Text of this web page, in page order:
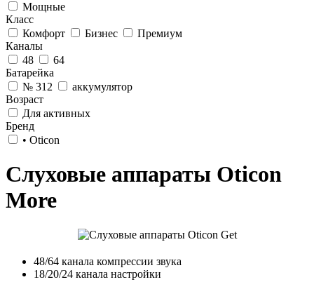
Мощные
Класс
Комфорт
Бизнес
Премиум
Каналы
48
64
Батарейка
№ 312
аккумулятор
Возраст
Для активных
Бренд
• Oticon
Слуховые аппараты Oticon
More
48/64 канала компрессии звука
18/20/24 канала настройки